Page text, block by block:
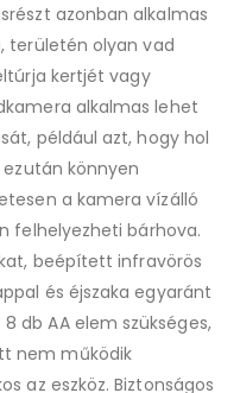
azonban alkalmas
területén olyan vad
kertjét vagy
alkalmas lehet
például azt, hogy hol
ezután könnyen
a kamera vízálló
felhelyezheti bárhova.
beépített infravörös
és éjszaka egyaránt
db AA elem szükséges,
nem működik
az eszköz. Biztonságos